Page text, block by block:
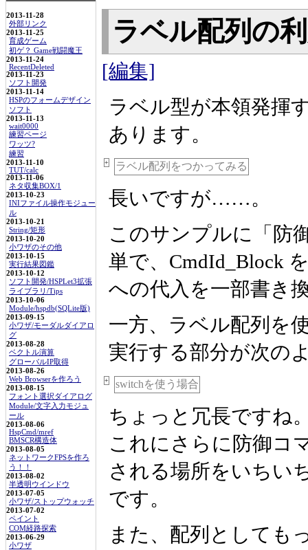
2013-11-28
外部リンク
2013-11-25
育成ゲーム
初ゲ？ Game戦闘魔王
2013-11-24
RecentDeleted
2013-11-23
ソフト開発
2013-11-14
HSPのフォームデザイン
ソフト
2013-11-13
wait0000
練習ページ
ワッツ?
練習
2013-11-10
TUT/calc
2013-11-06
ネタ収集BOX/1
2013-10-23
INIファイル操作モジュー
ル
2013-10-21
String/矩形
2013-10-20
小ワザのその他
2013-10-15
実行結果図鑑
2013-10-12
ソフト開発/HSPLet3拡張
ライブラリ/Tips
2013-10-06
Module/hspdb(SQLite版)
2013-09-15
小ワザ/モーダルダイアロ
グ
2013-08-28
ベクトル演算
グローバルIP取得
2013-08-26
Web Browserを作ろう
2013-08-15
フォント選択ダイアログ
Module/文字入力モジュ
ール
2013-08-06
HspCmd/mref
BMSCR構造体
2013-08-05
ネットワークFPSを作ろ
う！！
2013-08-02
半透明ウインドウ
2013-07-05
小ワザ/ストップウォッチ
2013-07-02
ペイント
COM経路探索
2013-06-29
小ワザ
ラベル配列の
[編集]
ラベル型が本領発揮
あります。
+ ラベル配列をつかってみる
長いですが……。
このサンプルに「防
単で、CmdId_Block
への代入を一部書き
一方、ラベル配列を
実行する部分が次の
+ switchを使う場合
ちょっと冗長ですね
これにさらに防御コ
される場所をいちい
です。
また、配列としても